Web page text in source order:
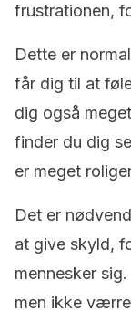
frustrationen,
Dette er
får dig til at
dig også
finder du dig
er meget
Det er
at give skyld,
mennesker
men ikke